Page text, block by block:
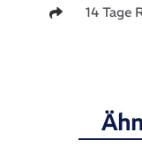
14 Tage